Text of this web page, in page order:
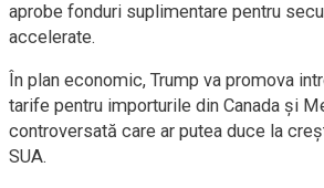
aprobe fonduri suplimentare pentru
accelerate.
În plan economic, Trump va promova
tarife pentru importurile din Canada și
controversată care ar putea duce la
SUA.